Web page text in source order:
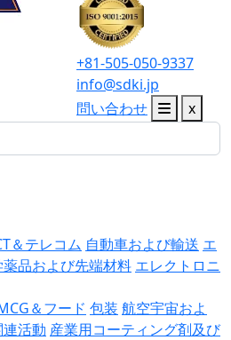
+81-505-050-9337
info@sdki.jp
問い合わせ
x
＆テレコム 自動車および輸送 エ
品および先端材料 エレクトロニ
＆フード 包装 航空宇宙およ
活動 産業用コーティング剤及び